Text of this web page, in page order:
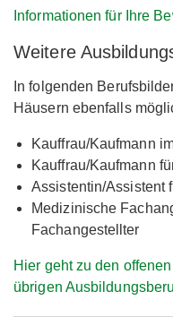
Informationen für Ihre
Weitere
In folgenden
Häusern ebenfalls
Kauffrau/Kaufmann
Kauffrau/Kaufmann
Assistentin/Assistent
Medizinische
Fachangestellter
Hier geht zu den
übrigen